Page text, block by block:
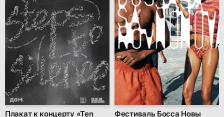
Плакат к концерту «Ten
Фестиваль Босса Новы